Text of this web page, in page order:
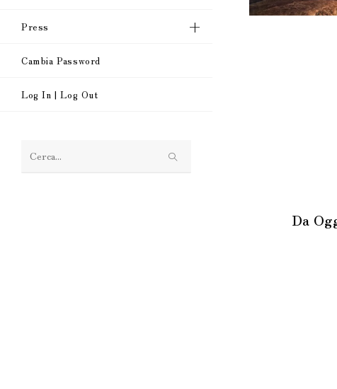
Press
Cambia Password
Log In | Log Out
Da